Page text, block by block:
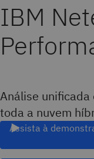
IBM
Análise
toda a nuvem
Assista à